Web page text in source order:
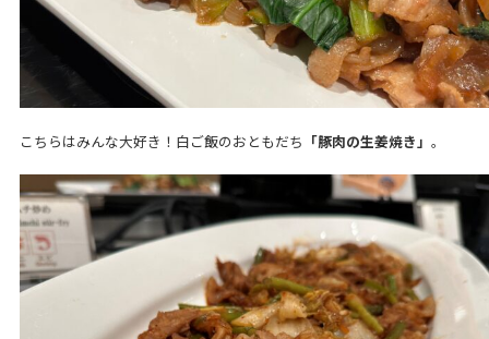
こちらはみんな大好き！白ご飯のおともだち 「豚肉の生姜焼き」 。